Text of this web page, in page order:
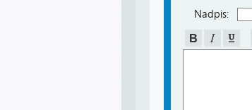
Nadpis: